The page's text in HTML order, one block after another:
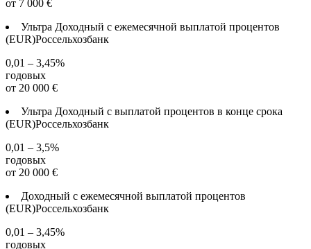
от 7 000 €
Ультра Доходный с ежемесячной выплатой процентов
(EUR)Россельхозбанк
0,01 – 3,45%
годовых
от 20 000 €
Ультра Доходный с выплатой процентов в конце срока
(EUR)Россельхозбанк
0,01 – 3,5%
годовых
от 20 000 €
Доходный с ежемесячной выплатой процентов
(EUR)Россельхозбанк
0,01 – 3,45%
годовых